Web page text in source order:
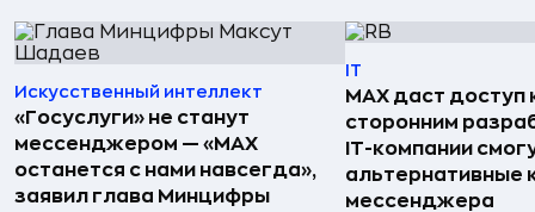
Искусственный интеллект
«Госуслуги» не станут
мессенджером — «MAX
останется с нами навсегда»,
заявил глава Минцифры
IT
MAX даст доступ
сторонним
IT-компании
альтернативные
мессенджера